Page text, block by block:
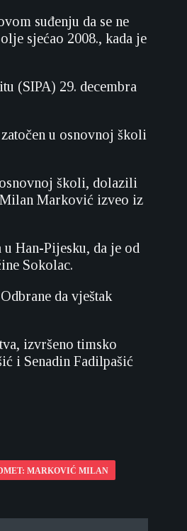
suđenju da se ne
sjećao 2008., kada je
(SIPA) 29. decembra
u osnovnoj školi
školi, dolazili
Marković izveo iz
Han-Pijesku, da je od
Sokolac.
da vještak
izvršeno timsko
i Senadin Fadilpašić
MARKOVIĆ MILAN